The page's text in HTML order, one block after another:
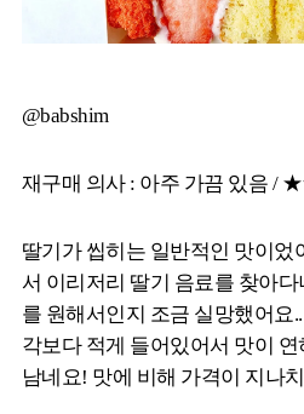
@babshim
재구매 의사 : 아주 가끔 있음 /
딸기가 씹히는 일반적인 맛이었
서 이리저리 딸기 음료를 찾아
를 원해서인지 조금 실망했어요
각보다 적게 들어있어서 맛이
남네요! 맛에 비해 가격이 지나